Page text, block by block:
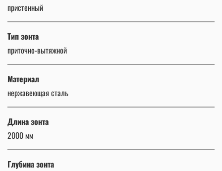
пристенный
Тип зонта
приточно-вытяжной
Материал
нержавеющая сталь
Длина зонта
2000 мм
Глубина зонта